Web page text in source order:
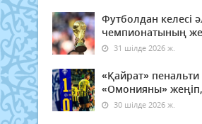
Футболдан келесі
чемпионатының
31 шілде 2026 ж.
«Қайрат»
«Омонияны» жеңіп,
30 шілде 2026 ж.